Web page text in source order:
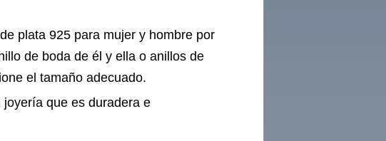
plata 925 para mujer y hombre por
de boda de él y ella o anillos de
el tamaño adecuado.
que es duradera e